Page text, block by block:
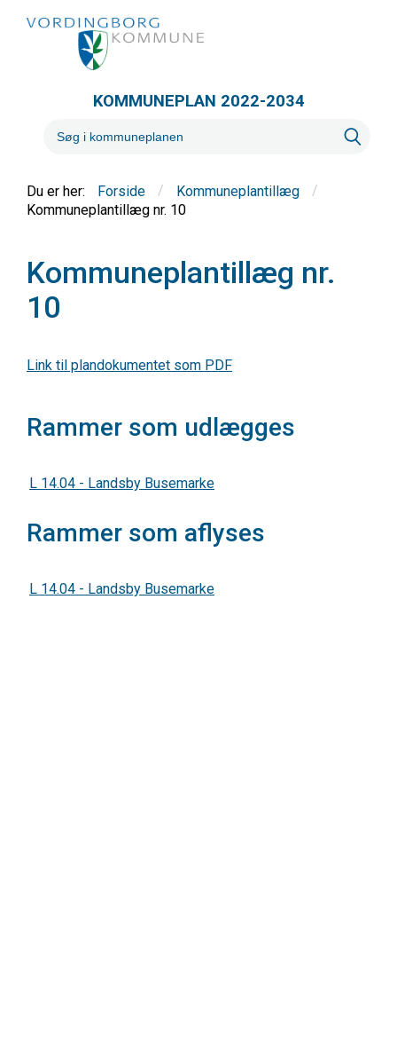
KOMMUNEPLAN 2022-2034
Forside / Kommuneplantillæg
/
Kommuneplantillæg nr. 10
Kommuneplantillæg nr.
10
Link til plandokumentet som PDF
Rammer som udlægges
L 14.04 - Landsby Busemarke
Rammer som aflyses
L 14.04 - Landsby Busemarke